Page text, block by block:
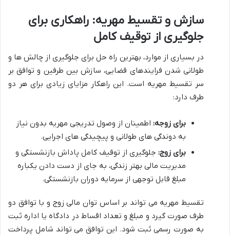
سازش و تقسیط مهریه: راهکاری برای
جلوگیری از توقیف کامل
در بسیاری از موارد، بهترین راه حل برای جلوگیری از چالش ها و
طولانی شدن فرایندهای قضایی، سازش بین طرفین و توافق بر
سر تقسیط مهریه است. این راهکار مزایای زیادی برای هر دو
طرف دارد:
برای زوجه: اطمینان از وصول تدریجی مهریه بدون نیاز
به دوندگی های طولانی و پیچیدگی های اجرایی.
برای زوج: جلوگیری از توقیف کامل پاداش بازنشستگی و
مدیریت مالی بهتر زندگی، به جای از دست دادن یکباره
مبلغ قابل توجهی از سرمایه دوران بازنشستگی.
تقسیط مهریه می تواند بر اساس توان مالی زوج و با توافق دو
طرف صورت گیرد و مبلغ و تعداد اقساط در دادگاه یا اداره ثبت
به صورت رسمی ثبت شود. این توافق می تواند شامل پرداخت